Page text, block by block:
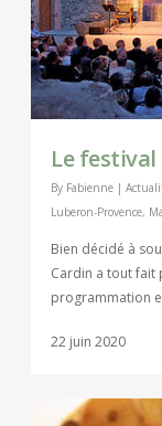
Le festival
By Fabienne |
Luberon-Provence,
Bien décidé à
Cardin a tout fait
programmation
22 juin 2020